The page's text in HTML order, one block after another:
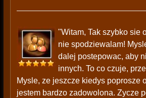
"Witam, Tak szybko sie
nie spodziewalam!
dalej postepowac, aby
innych. To co czuje,
Mysle, ze jeszcze kiedys poprosze
jestem bardzo zadowolona. Zycze